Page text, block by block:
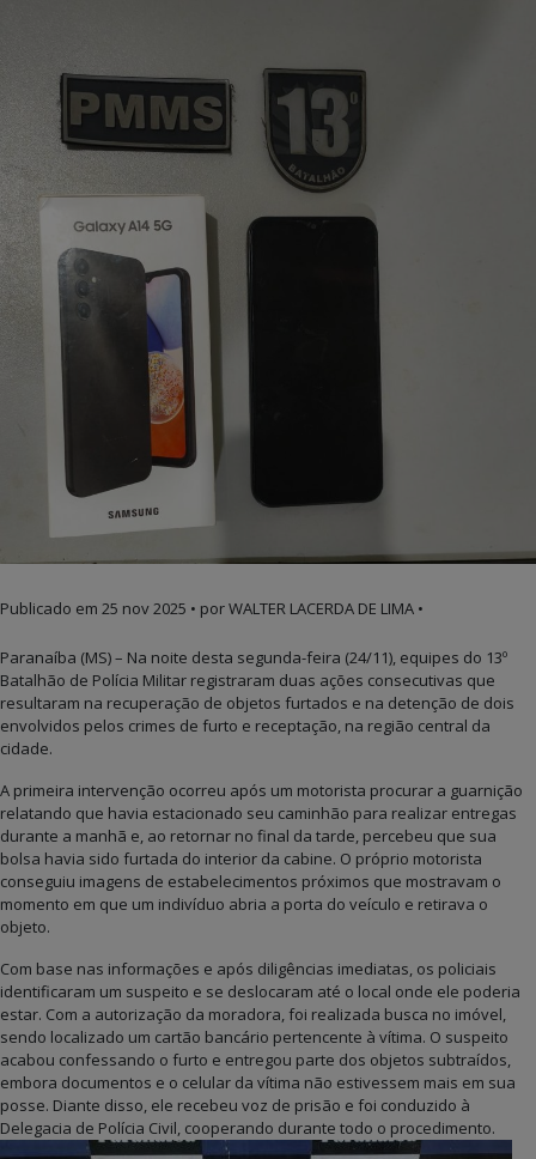
Publicado em 25 nov 2025 • por WALTER LACERDA DE LIMA •
Paranaíba (MS) – Na noite desta segunda-feira (24/11), equipes do 13º
Batalhão de Polícia Militar registraram duas ações consecutivas que
resultaram na recuperação de objetos furtados e na detenção de dois
envolvidos pelos crimes de furto e receptação, na região central da
cidade.
A primeira intervenção ocorreu após um motorista procurar a guarnição
relatando que havia estacionado seu caminhão para realizar entregas
durante a manhã e, ao retornar no final da tarde, percebeu que sua
bolsa havia sido furtada do interior da cabine. O próprio motorista
conseguiu imagens de estabelecimentos próximos que mostravam o
momento em que um indivíduo abria a porta do veículo e retirava o
objeto.
Com base nas informações e após diligências imediatas, os policiais
identificaram um suspeito e se deslocaram até o local onde ele poderia
estar. Com a autorização da moradora, foi realizada busca no imóvel,
sendo localizado um cartão bancário pertencente à vítima. O suspeito
acabou confessando o furto e entregou parte dos objetos subtraídos,
embora documentos e o celular da vítima não estivessem mais em sua
posse. Diante disso, ele recebeu voz de prisão e foi conduzido à
Delegacia de Polícia Civil, cooperando durante todo o procedimento.